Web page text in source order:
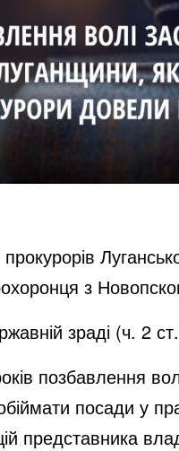
з
зраді (ч. 2
позбавлення
посади у
представника